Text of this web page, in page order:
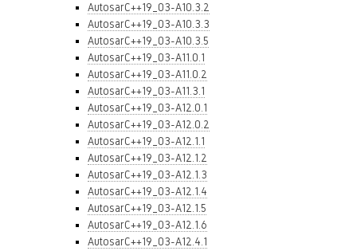
AutosarC++19_03-A10.3.2
AutosarC++19_03-A10.3.3
AutosarC++19_03-A10.3.5
AutosarC++19_03-A11.0.1
AutosarC++19_03-A11.0.2
AutosarC++19_03-A11.3.1
AutosarC++19_03-A12.0.1
AutosarC++19_03-A12.0.2
AutosarC++19_03-A12.1.1
AutosarC++19_03-A12.1.2
AutosarC++19_03-A12.1.3
AutosarC++19_03-A12.1.4
AutosarC++19_03-A12.1.5
AutosarC++19_03-A12.1.6
AutosarC++19_03-A12.4.1